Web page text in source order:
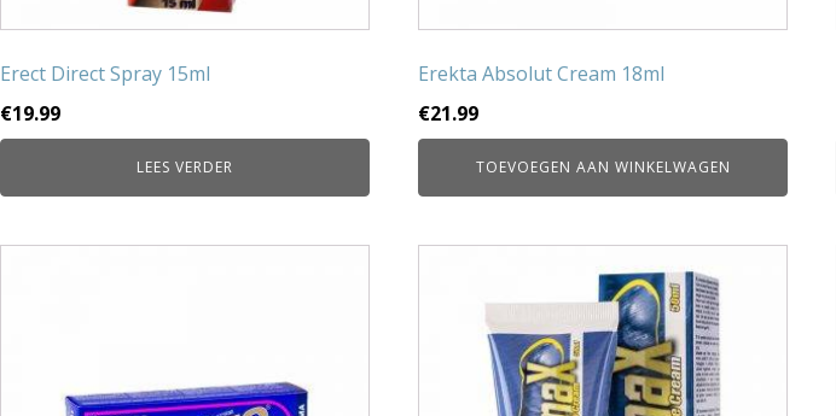
Erect Direct Spray 15ml
€19.99
LEES VERDER
Erekta Absolut Cream 18ml
€21.99
TOEVOEGEN AAN WINKELWAGEN